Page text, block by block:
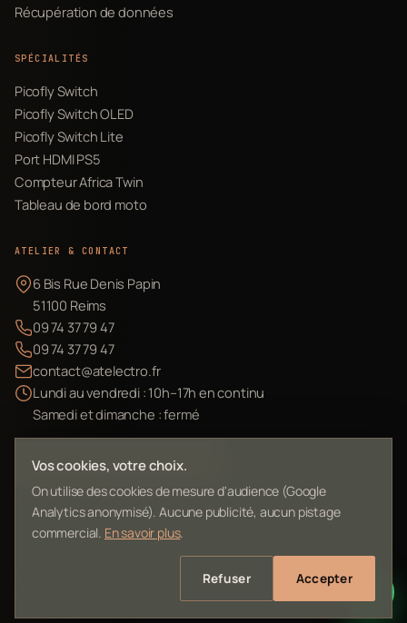
Récupération de données
SPÉCIALITÉS
Picofly Switch
Picofly Switch OLED
Picofly Switch Lite
Port HDMI PS5
Compteur Africa Twin
Tableau de bord moto
ATELIER & CONTACT
6 Bis Rue Denis Papin
51100 Reims
09 74 37 79 47
09 74 37 79 47
contact@atelectro.fr
Lundi au vendredi : 10h–17h en continu
Samedi et dimanche : fermé
Envoyer mon matériel
L'Atelier Electro Reims — SIRET 10261022700013
Vos cookies, votre choix.
On utilise des cookies de mesure d'audience (Google
Analytics anonymisé). Aucune publicité, aucun pistage
commercial. En savoir plus.
Refuser Accepter